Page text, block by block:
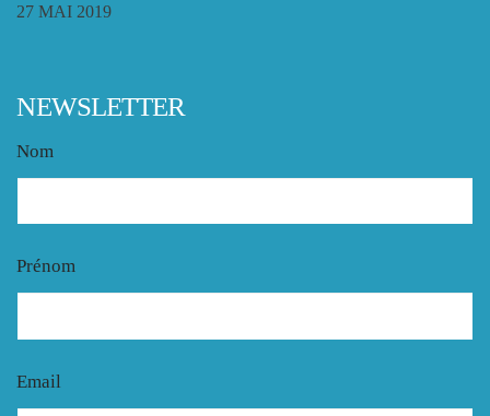
27 MAI 2019
NEWSLETTER
Nom
Prénom
Email